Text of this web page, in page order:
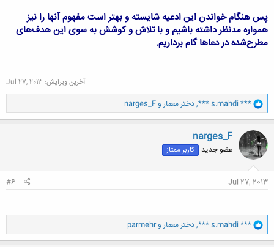
پس هنگام خواندن این ادعیه شایسته و بهتر است مفهوم آنها را نیز
همواره مدنظر داشته باشیم و با تلاش و کوشش به سوی این هدف‌های
مطرح‌شده در دعاها گام برداریم.
آخرین ویرایش: Jul 27, 2013
و
ا
ک
ن
ش
ه
ا
*** s.mahdi ***
,دختر معماروnarges_F
narges_F
عضو جدید کاربر ممتاز
Jul 27, 2013
#6
و
ا
ک
*** s.mahdi ***
,دختر معمار وparmehr